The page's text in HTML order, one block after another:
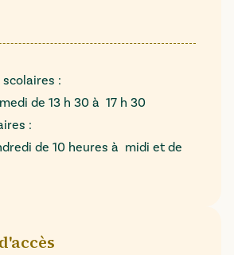
:
de 13 h 30 à 17 h 30
:
de 10 heures à midi et de